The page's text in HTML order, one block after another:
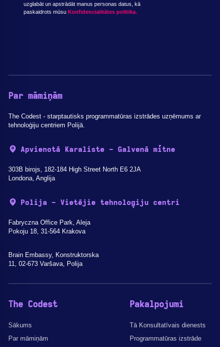
uzglabāt un apstrādāt manus personas datus, kā
paskaidrots mūsu Konfidencialitātes politika.
Par māmiņām
The Codest - starptautisks programmatūras izstrādes uzņēmums ar
tehnoloģiju centriem Polijā.
Apvienotā Karaliste - Galvenā mītne
303B birojs, 182-184 High Street North E6 2JA
Londona, Anglija
Polija - Vietējie tehnoloģiju centri
Fabryczna Office Park, Aleja
Pokoju 18, 31-564 Krakova
Brain Embassy, Konstruktorska
11, 02-673 Varšava, Polija
The Codest
Sākums
Par māmiņām
Pakalpojumi
Tā Konsultatīvais dienests
Programmatūras izstrāde